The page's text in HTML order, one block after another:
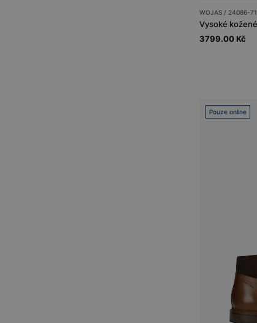
WOJAS / 24086-71
3799.00 Kč
Pouze online